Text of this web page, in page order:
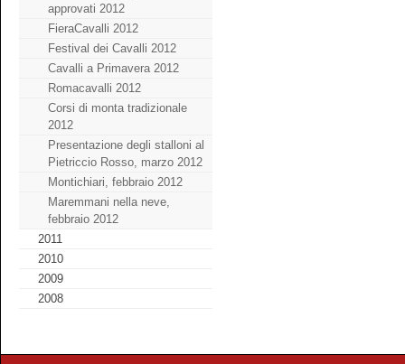
approvati 2012
FieraCavalli 2012
Festival dei Cavalli 2012
Cavalli a Primavera 2012
Romacavalli 2012
Corsi di monta tradizionale
2012
Presentazione degli stalloni al
Pietriccio Rosso, marzo 2012
Montichiari, febbraio 2012
Maremmani nella neve,
febbraio 2012
2011
2010
2009
2008